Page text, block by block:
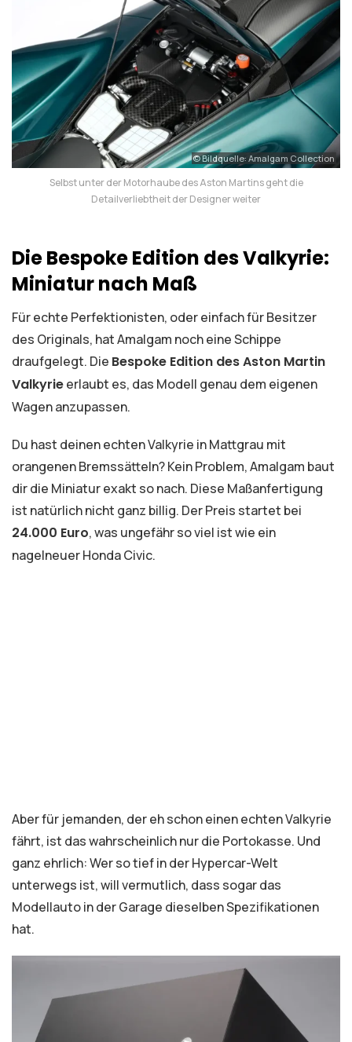
© Bildquelle: Amalgam Collection
Selbst unter der Motorhaube des Aston Martins geht die
Detailverliebtheit der Designer weiter
Die Bespoke Edition des Valkyrie:
Miniatur nach Maß
Für echte Perfektionisten, oder einfach für Besitzer
des Originals, hat Amalgam noch eine Schippe
draufgelegt. Die Bespoke Edition des Aston Martin
Valkyrieerlaubt es, das Modell genau dem eigenen
Wagen anzupassen.
Du hast deinen echten Valkyrie in Mattgrau mit
orangenen Bremssätteln? Kein Problem, Amalgam baut
dir die Miniatur exakt so nach. Diese Maßanfertigung
ist natürlich nicht ganz billig. Der Preis startet bei
24.000 Euro, was ungefähr so viel ist wie ein
nagelneuer Honda Civic.
Aber für jemanden, der eh schon einen echten Valkyrie
fährt, ist das wahrscheinlich nur die Portokasse. Und
ganz ehrlich: Wer so tief in der Hypercar-Welt
unterwegs ist, will vermutlich, dass sogar das
Modellauto in der Garage dieselben Spezifikationen
hat.